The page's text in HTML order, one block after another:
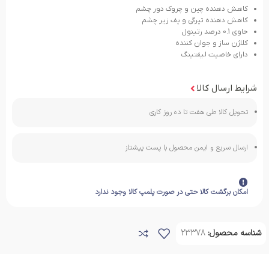
کاهش دهنده چین و چروک دور چشم
کاهش دهنده تیرگی و پف زیر چشم
حاوی 0.1 درصد رتینول
کلاژن ساز و جوان کننده
دارای خاصیت لیفتینگ
شرایط ارسال کالا
تحویل کالا طی هفت تا ده روز کاری
ارسال سریع و ایمن محصول با پست پیشتاز
امکان برگشت کالا حتی در صورت پلمپ کالا وجود ندارد
شناسه محصول: 23378